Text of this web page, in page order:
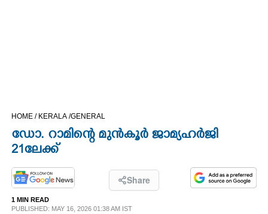
HOME / KERALA /GENERAL
ഡോ. റാമിന്റെ മുൻകൂർ ജാമ്യഹർജി
21ലേക്ക്
Share
1 MIN READ
PUBLISHED: MAY 16, 2026 01:38 AM IST